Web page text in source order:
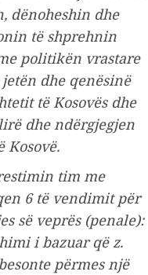
dënoheshin dhe
të shprehnin
politikën vrastare
dhe qenësinë
të Kosovës dhe
dhe ndërgjegjen
tim me
6 të vendimit për
së veprës (penale):
i bazuar që z.
përmes një